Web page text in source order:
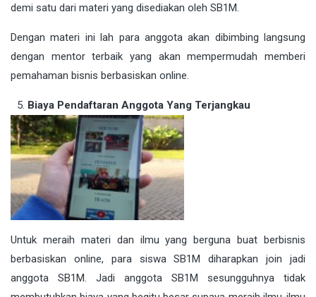
demi satu dari materi yang disediakan oleh SB1M.
Dengan materi ini lah para anggota akan dibimbing langsung
dengan mentor terbaik yang akan mempermudah memberi
pemahaman bisnis berbasiskan online.
Biaya Pendaftaran Anggota Yang Terjangkau
Untuk meraih materi dan ilmu yang berguna buat berbisnis
berbasiskan online, para siswa SB1M diharapkan join jadi
anggota SB1M. Jadi anggota SB1M sesungguhnya tidak